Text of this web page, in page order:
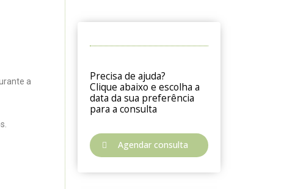
a
Precisa de ajuda?
Clique abaixo e escolha a
data da sua preferência
para a consulta
Agendar consulta